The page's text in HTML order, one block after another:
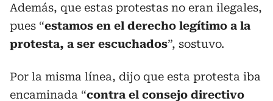
Además, que estas protestas no eran ilegales,
pues “estamos en el derecho legítimo a la
protesta, a ser escuchados”, sostuvo.
Por la misma línea, dijo que esta protesta iba
encaminada “contra el consejo directivo